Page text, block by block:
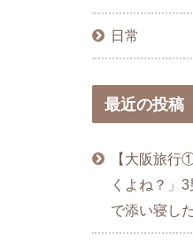
日常
最近の投稿
【大阪旅行
くよね？」
で添い寝し